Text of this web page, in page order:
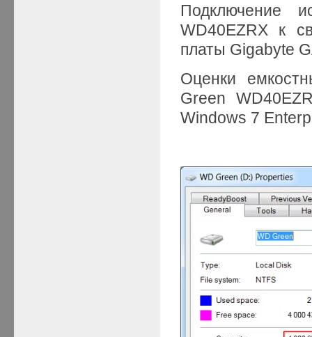
Подключение
WD40EZRX к
платы Gigabyte
Оценки
Green
Windows 7